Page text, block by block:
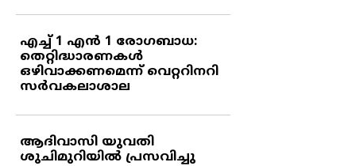
എച്ച് 1 എന്‍ 1 രോഗബാധ:
തെറ്റിദ്ധാരണകള്‍
ഒഴിവാക്കണമെന്ന് വെറ്ററിനറി
സര്‍വകലാശാല
ആദിവാസി യുവതി
ശുചിമുറിയില്‍ പ്രസവിച്ചു